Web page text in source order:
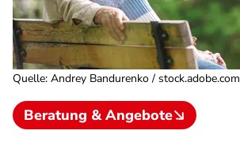
Quelle: Andrey Bandurenko / stock.adobe.com
Beratung & Angebote